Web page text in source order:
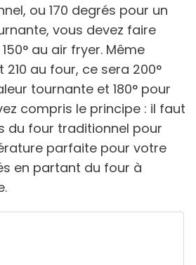
ou 170 degrés pour un
vous devez faire
au air fryer. Même
210 au four, ce sera 200°
tournante et 180° pour
compris le principe : il faut
du four traditionnel pour
parfaite pour votre
en partant du four à